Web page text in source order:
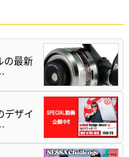
の最新
デザイ